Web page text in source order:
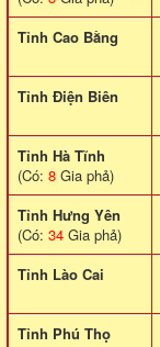
Tỉnh Cao Bằng
Tỉnh Điện Biên
Tỉnh Hà Tĩnh
(Có: 8 Gia phả)
Tỉnh Hưng Yên
(Có: 34 Gia phả)
Tỉnh Lào Cai
Tỉnh Phú Thọ